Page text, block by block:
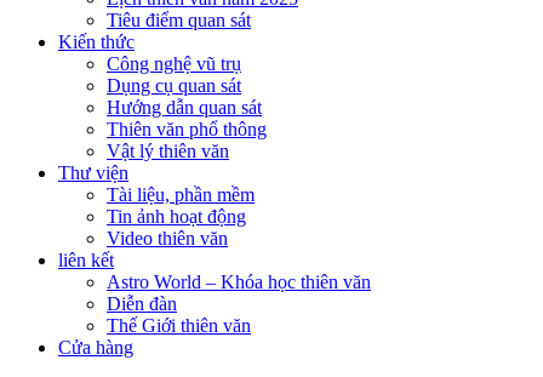
Tiêu điểm quan sát
Kiến thức
Công nghệ vũ trụ
Dụng cụ quan sát
Hướng dẫn quan sát
Thiên văn phổ thông
Vật lý thiên văn
Thư viện
Tài liệu, phần mềm
Tin ảnh hoạt động
Video thiên văn
liên kết
Astro World – Khóa học thiên văn
Diễn đàn
Thế Giới thiên văn
Cửa hàng